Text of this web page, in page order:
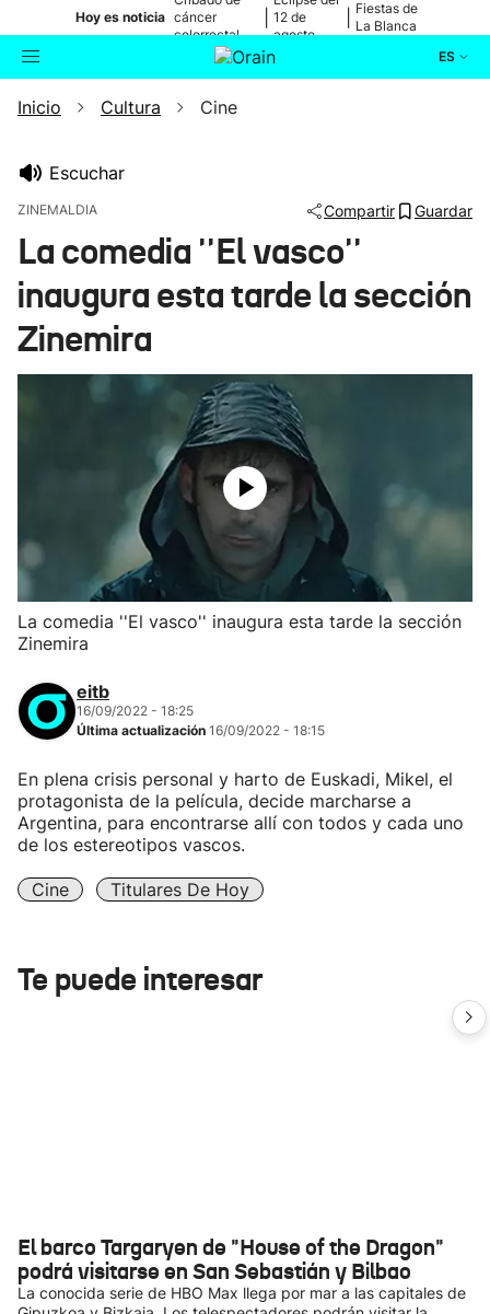
Hoy es noticia cáncer
colorrectal
12 de
agosto
Fiestas de
La Blanca
ES
Buscador Actualidad
Ikusmiran
Inicio Cultura Cine
Escuchar
ZINEMALDIA Compartir Guardar
La comedia ''El vasco''
inaugura esta tarde la sección
Zinemira
La comedia ''El vasco'' inaugura esta tarde la sección
Zinemira
eitb
16/09/2022 - 18:25
Última actualización 16/09/2022 - 18:15
En plena crisis personal y harto de Euskadi, Mikel, el
protagonista de la película, decide marcharse a
Argentina, para encontrarse allí con todos y cada uno
de los estereotipos vascos.
Cine Titulares De Hoy
Te puede interesar
El barco Targaryen de "House of the Dragon"
podrá visitarse en San Sebastián y Bilbao
La conocida serie de HBO Max llega por mar a las capitales de